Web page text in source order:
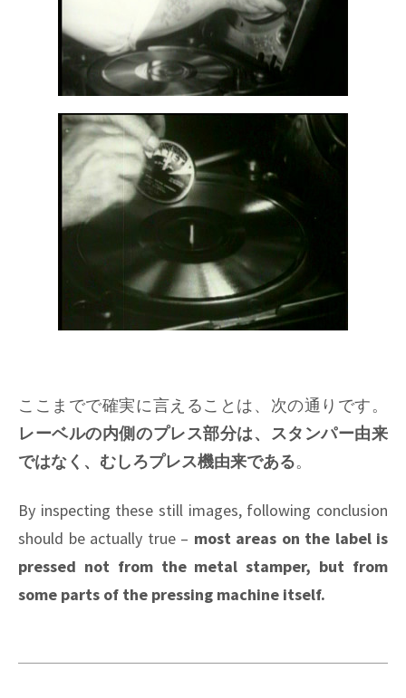
ここまでで確実に言えることは、次の通りです。
レーベルの内側のプレス部分は、スタンパー由来
ではなく、むしろプレス機由来である。
By inspecting these still images, following conclusion
should be actually true – most areas on the label is
pressed not from the metal stamper, but from
some parts of the pressing machine itself.